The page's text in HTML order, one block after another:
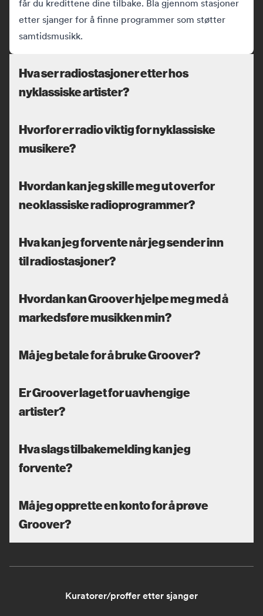
får du kredittene dine tilbake. Bla gjennom stasjoner
etter sjanger for å finne programmer som støtter
samtidsmusikk.
Hva ser radiostasjoner etter hos
nyklassiske artister?
Hvorfor er radio viktig for nyklassiske
musikere?
Hvordan kan jeg skille meg ut overfor
neoklassiske radioprogrammer?
Hva kan jeg forvente når jeg sender inn
til radiostasjoner?
Hvordan kan Groover hjelpe meg med å
markedsføre musikken min?
Må jeg betale for å bruke Groover?
Er Groover laget for uavhengige
artister?
Hva slags tilbakemelding kan jeg
forvente?
Må jeg opprette en konto for å prøve
Groover?
Kuratorer/proffer etter sjanger